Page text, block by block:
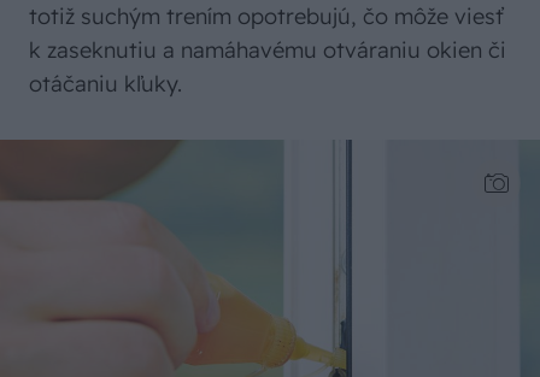
totiž suchým trením opotrebujú, čo môže viesť
k zaseknutiu a namáhavému otváraniu okien či
otáčaniu kľuky.